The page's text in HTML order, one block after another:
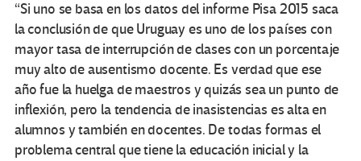
“Si uno se basa en los datos del informe Pisa 2015 saca
la conclusión de que Uruguay es uno de los países con
mayor tasa de interrupción de clases con un porcentaje
muy alto de ausentismo docente. Es verdad que ese
año fue la huelga de maestros y quizás sea un punto de
inflexión, pero la tendencia de inasistencias es alta en
alumnos y también en docentes. De todas formas el
problema central que tiene la educación inicial y la